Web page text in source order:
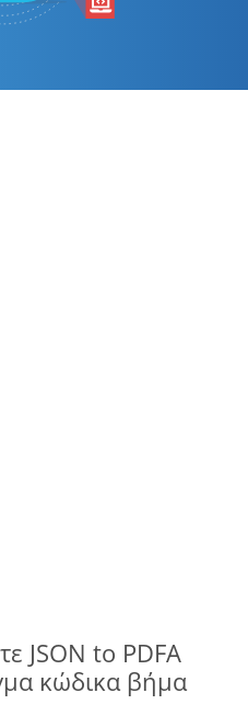
JSON to PDFA
κώδικα βήμα